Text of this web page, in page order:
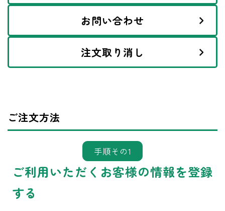
お問い合わせ
注文取り消し
ご注文方法
手順その1
ご利用いただくお客様の情報を登録
する